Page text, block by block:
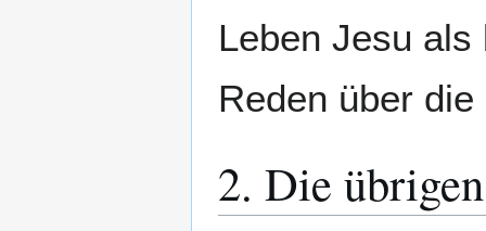
Leben Jesu
Reden über
2. Die